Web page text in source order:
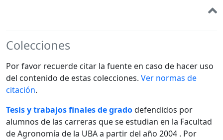
Colecciones
Por favor recuerde citar la fuente en caso de hacer uso
del contenido de estas colecciones. Ver normas de
citación.
Tesis y trabajos finales de gradodefendidos por
alumnos de las carreras que se estudian en la Facultad
de Agronomía de la UBA a partir del año 2004 . Por